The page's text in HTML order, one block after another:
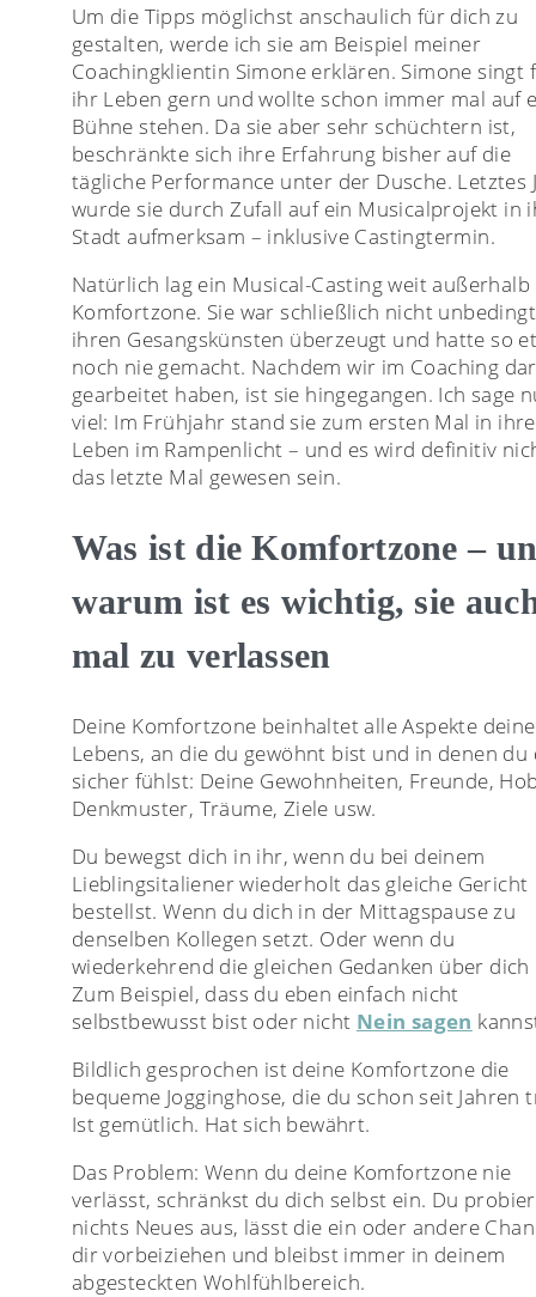
Um die Tipps möglichst anschaulich für dich zu
gestalten, werde ich sie am Beispiel meiner
Coachingklientin Simone erklären. Simone singt
ihr Leben gern und wollte schon immer mal auf
Bühne stehen. Da sie aber sehr schüchtern ist,
beschränkte sich ihre Erfahrung bisher auf die
tägliche Performance unter der Dusche. Letztes
wurde sie durch Zufall auf ein Musicalprojekt in
Stadt aufmerksam – inklusive Castingtermin.
Natürlich lag ein Musical-Casting weit
Komfortzone. Sie war schließlich nicht
ihren Gesangskünsten überzeugt und hatte so
noch nie gemacht. Nachdem wir im Coaching
gearbeitet haben, ist sie hingegangen. Ich sage
viel: Im Frühjahr stand sie zum ersten Mal in
Leben im Rampenlicht – und es wird definitiv
das letzte Mal gewesen sein.
Was ist die Komfortzone –
warum ist es wichtig, sie
mal zu verlassen
Deine Komfortzone beinhaltet alle Aspekte
Lebens, an die du gewöhnt bist und in denen du
sicher fühlst: Deine Gewohnheiten, Freunde,
Denkmuster, Träume, Ziele usw.
Du bewegst dich in ihr, wenn du bei deinem
Lieblingsitaliener wiederholt das gleiche Gericht
bestellst. Wenn du dich in der Mittagspause zu
denselben Kollegen setzt. Oder wenn du
wiederkehrend die gleichen Gedanken über dich
Zum Beispiel, dass du eben einfach nicht
selbstbewusst bist oder nicht Nein sagen
Bildlich gesprochen ist deine Komfortzone die
bequeme Jogginghose, die du schon seit Jahren
Ist gemütlich. Hat sich bewährt.
Das Problem: Wenn du deine Komfortzone nie
verlässt, schränkst du dich selbst ein. Du
nichts Neues aus, lässt die ein oder andere
dir vorbeiziehen und bleibst immer in deinem
abgesteckten Wohlfühlbereich.